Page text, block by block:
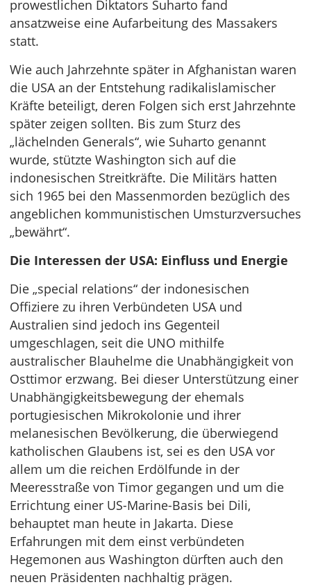
prowestlichen Diktators Suharto fand
ansatzweise eine Aufarbeitung des Massakers
statt.
Wie auch Jahrzehnte später in Afghanistan waren
die USA an der Entstehung radikalislamischer
Kräfte beteiligt, deren Folgen sich erst Jahrzehnte
später zeigen sollten. Bis zum Sturz des
„lächelnden Generals“, wie Suharto genannt
wurde, stützte Washington sich auf die
indonesischen Streitkräfte. Die Militärs hatten
sich 1965 bei den Massenmorden bezüglich des
angeblichen kommunistischen Umsturzversuches
„bewährt“.
Die Interessen der USA: Einfluss und Energie
Die „special relations“ der indonesischen
Offiziere zu ihren Verbündeten USA und
Australien sind jedoch ins Gegenteil
umgeschlagen, seit die UNO mithilfe
australischer Blauhelme die Unabhängigkeit von
Osttimor erzwang. Bei dieser Unterstützung einer
Unabhängigkeitsbewegung der ehemals
portugiesischen Mikrokolonie und ihrer
melanesischen Bevölkerung, die überwiegend
katholischen Glaubens ist, sei es den USA vor
allem um die reichen Erdölfunde in der
Meeresstraße von Timor gegangen und um die
Errichtung einer US-Marine-Basis bei Dili,
behauptet man heute in Jakarta. Diese
Erfahrungen mit dem einst verbündeten
Hegemonen aus Washington dürften auch den
neuen Präsidenten nachhaltig prägen.